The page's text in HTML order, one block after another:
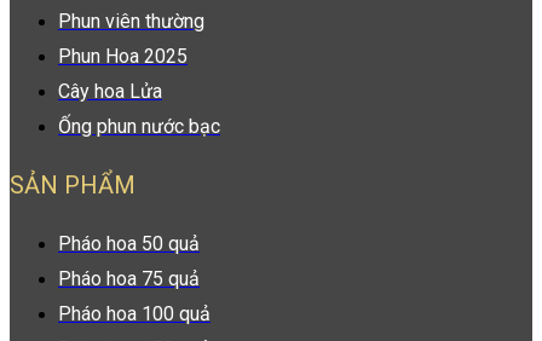
Phun viên thường
Phun Hoa 2025
Cây hoa Lửa
Ống phun nước bạc
SẢN PHẨM
Pháo hoa 50 quả
Pháo hoa 75 quả
Pháo hoa 100 quả